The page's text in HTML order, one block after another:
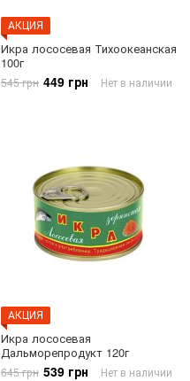
АКЦИЯ
Икра лососевая Тихоокеанская
100г
545 грн 449 грн Нет в наличии
АКЦИЯ
Икра лососевая
Дальморепродукт 120г
645 грн 539 грн Нет в наличии